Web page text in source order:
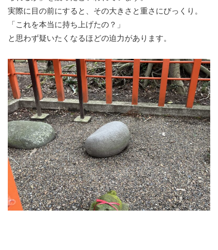
実際に目の前にすると、その大きさと重さにびっくり。
「これを本当に持ち上げたの？」
と思わず疑いたくなるほどの迫力があります。